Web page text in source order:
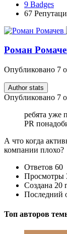
9 Badges
67
Роман
Опубликовано 7
Author stats
Опубликовано 7
ребята уже
PR
А что когда
компании плохо?
Ответов 60
Просмотры
Создана 20
Последний
Топ авторов